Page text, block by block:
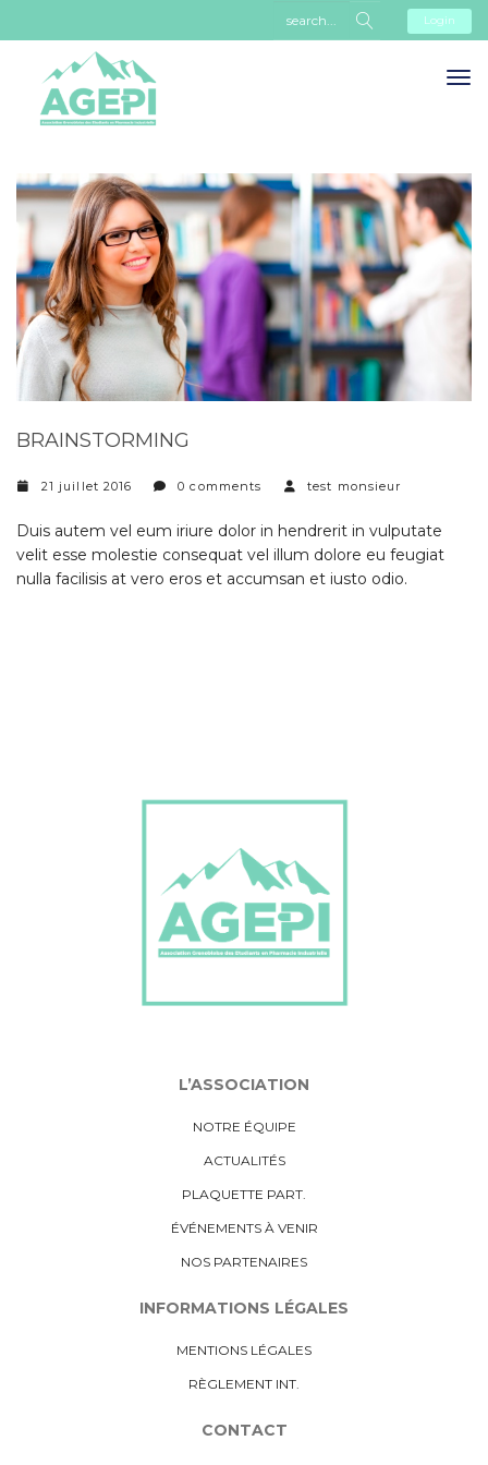
Login
BRAINSTORMING
21 juillet 2016 0 comments test monsieur
Duis autem vel eum iriure dolor in hendrerit in vulputate
velit esse molestie consequat vel illum dolore eu feugiat
nulla facilisis at vero eros et accumsan et iusto odio.
L’ASSOCIATION
NOTRE ÉQUIPE
ACTUALITÉS
PLAQUETTE PART.
ÉVÉNEMENTS À VENIR
NOS PARTENAIRES
INFORMATIONS LÉGALES
MENTIONS LÉGALES
RÈGLEMENT INT.
CONTACT